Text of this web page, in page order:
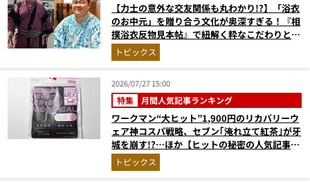
【力士の意外な交友関係も丸わかり!?】「浴衣
のお中元」を贈り合う文化が奥深すぎる！『相
撲浴衣反物見本帖』で紐解く粋なこだわりとと
っておきの1着
トピックス
2026/07/27 15:00
特集 月間人気記事ランキング
ワークマン“大ヒット”1,900円のリカバリーウ
ェア神コスパ戦略、セブン｢淹れ立て紅茶｣が牙
城を崩す!?…ほか【ヒットの秘密の人気記事ラ
ンキングベスト3】（2026年6月版）
トピックス